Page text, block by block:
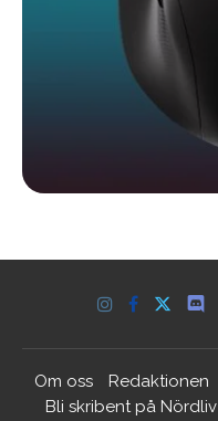
Om oss Redaktionen
Bli skribent på Nördliv